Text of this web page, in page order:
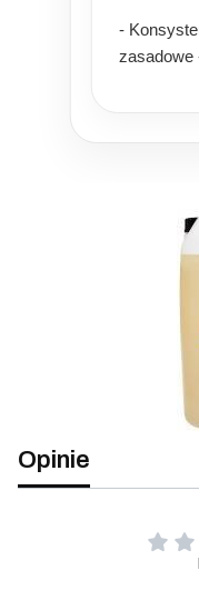
-
zasadowe
Opinie